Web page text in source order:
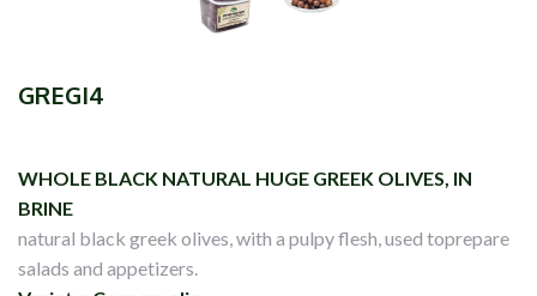
GREGI4
WHOLE BLACK NATURAL HUGE GREEK OLIVES, IN
BRINE
natural black greek olives, with a pulpy flesh, used toprepare
salads and appetizers.